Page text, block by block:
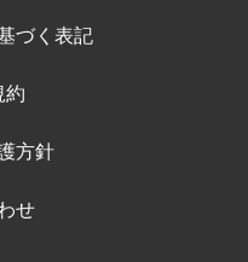
づく表記
約
方針
せ